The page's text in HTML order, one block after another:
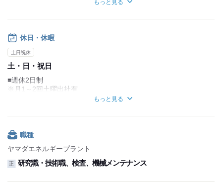
■年間休日：114日
■時間単位の有給休暇制度:
2時間単位で有給休暇を取得できるため
通院や少し早めに上がりたい日など
柔軟に活用できます。
もっと見る
休日・休暇
土日祝休
土・日・祝日
■週休2日制
※月1～2回土曜出社有
■GW・夏季・年末年始休暇
2時間単位で取得可
■産前・産後休暇
■育児・介護休業
男女共に取得実績有
もっと見る
職種
ヤマダエネルギープラント
正 研究職・技術職、検査、機械メンテナンス